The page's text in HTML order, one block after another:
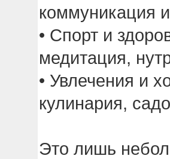
коммуникация
• Спорт и
медитация,
• Увлечения и
кулинария,
Это лишь